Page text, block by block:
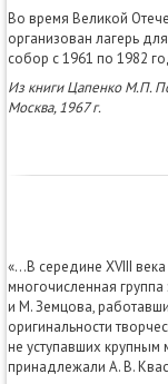
Во время Великой
организован лагерь
собор с 1961 по 1982
Из книги Цапенко М.П.
Москва, 1967 г.
«…В середине XVIII
многочисленная
и М. Земцова,
оригинальности
не уступавших крупным
принадлежали А. В.